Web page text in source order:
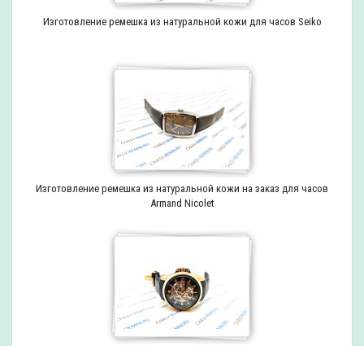
Изготовление ремешка из натуральной кожи для часов Seiko
Изготовление ремешка из натуральной кожи на заказ для часов
Armand Nicolet